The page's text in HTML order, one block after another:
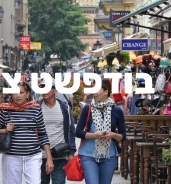
בודפשט